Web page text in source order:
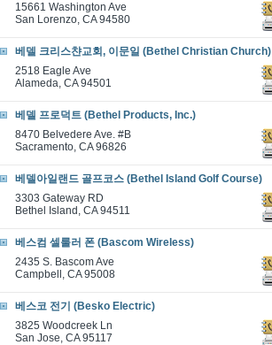
15661 Washington Ave
San Lorenzo, CA 94580
베델 크리스챤교회, 이문일 (Bethel Christian Church)
2518 Eagle Ave
Alameda, CA 94501
베델 프로덕트 (Bethel Products, Inc.)
8470 Belvedere Ave. #B
Sacramento, CA 96826
베델아일랜드 골프코스 (Bethel Island Golf Course)
3303 Gateway RD
Bethel Island, CA 94511
베스컴 셀룰러 폰 (Bascom Wireless)
2435 S. Bascom Ave
Campbell, CA 95008
베스코 전기 (Besko Electric)
3825 Woodcreek Ln
San Jose, CA 95117